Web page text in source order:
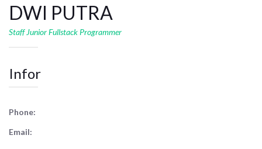
DWI PUTRA
Staff Junior Fullstack Programmer
Infor
Phone:
Email: